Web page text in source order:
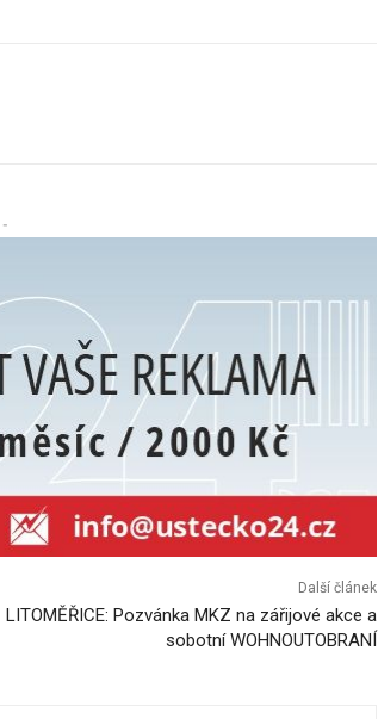
-
Další článek
LITOMĚŘICE: Pozvánka MKZ na zářijové akce a
sobotní WOHNOUTOBRANÍ